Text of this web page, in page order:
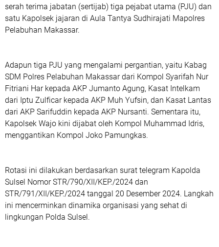
serah terima jabatan (sertijab) tiga pejabat utama (PJU) dan
satu Kapolsek jajaran di Aula Tantya Sudhirajati Mapolres
Pelabuhan Makassar.
Adapun tiga PJU yang mengalami pergantian, yaitu Kabag
SDM Polres Pelabuhan Makassar dari Kompol Syarifah Nur
Fitriani Har kepada AKP Jumanto Agung, Kasat Intelkam
dari Iptu Zulficar kepada AKP Muh Yufsin, dan Kasat Lantas
dari AKP Sarifuddin kepada AKP Nursanti. Sementara itu,
Kapolsek Wajo kini dijabat oleh Kompol Muhammad Idris,
menggantikan Kompol Joko Pamungkas.
Rotasi ini dilakukan berdasarkan surat telegram Kapolda
Sulsel Nomor STR/790/XII/KEP./2024 dan
STR/791/XII/KEP./2024 tanggal 20 Desember 2024. Langkah
ini mencerminkan dinamika organisasi yang sehat di
lingkungan Polda Sulsel.